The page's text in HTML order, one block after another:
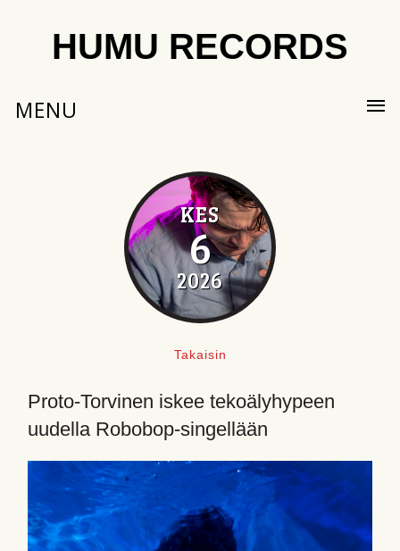
HUMU RECORDS
MENU
KES
6
2026
Takaisin
Proto-Torvinen iskee tekoälyhypeen
uudella Robobop-singellään